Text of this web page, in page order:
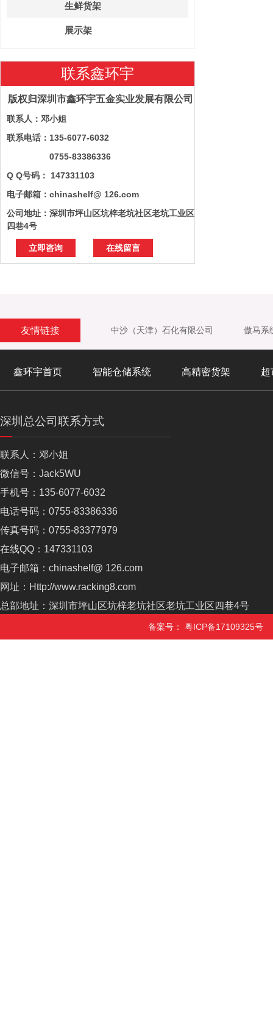
生鲜货架
展示架
联系鑫环宇
版权归深圳市鑫环宇五金实业发展有限公司
联系人：邓小姐
联系电话：135-6077-6032
0755-83386336
Q Q号码： 147331103
电子邮箱：chinashelf@ 126.com
公司地址：深圳市坪山区坑梓老坑社区老坑工业区
四巷4号
立即咨询 在线留言
友情链接 中沙（天津）石化有限公司 傲马系
鑫环宇首页 智能仓储系统 高精密货架 超
深圳总公司联系方式
联系人：邓小姐
微信号：Jack5WU
手机号：135-6077-6032
电话号码：0755-83386336
传真号码：0755-83377979
在线QQ：147331103
电子邮箱：chinashelf@ 126.com
网址：Http://www.racking8.com
总部地址：深圳市坪山区坑梓老坑社区老坑工业区四巷4号
备案号： 粤ICP备17109325号